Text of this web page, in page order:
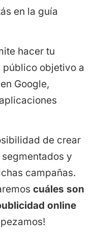
en la guía
hacer tu
objetivo a
Google,
de crear
y
campañas.
cuáles son
online